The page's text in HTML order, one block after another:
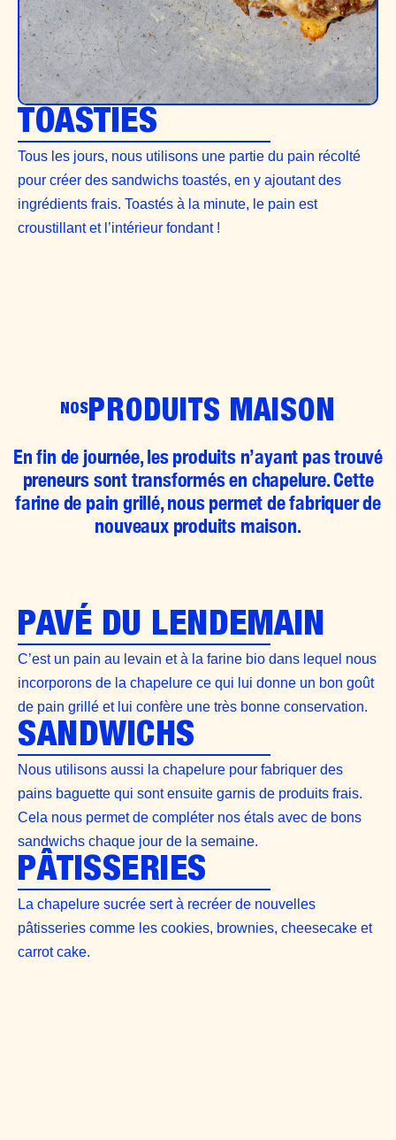
TOASTIES
Tous les jours, nous utilisons une partie du pain récolté
pour créer des sandwichs toastés, en y ajoutant des
ingrédients frais. Toastés à la minute, le pain est
croustillant et l’intérieur fondant !
NOSPRODUITS MAISON
En fin de journée, les produits n’ayant pas trouvé
preneurs sont transformés en chapelure. Cette
farine de pain grillé, nous permet de fabriquer de
nouveaux produits maison.
PAVÉ DU LENDEMAIN
C’est un pain au levain et à la farine bio dans lequel nous
incorporons de la chapelure ce qui lui donne un bon goût
de pain grillé et lui confère une très bonne conservation.
SANDWICHS
Nous utilisons aussi la chapelure pour fabriquer des
pains baguette qui sont ensuite garnis de produits frais.
Cela nous permet de compléter nos étals avec de bons
sandwichs chaque jour de la semaine.
PÂTISSERIES
La chapelure sucrée sert à recréer de nouvelles
pâtisseries comme les cookies, brownies, cheesecake et
carrot cake.